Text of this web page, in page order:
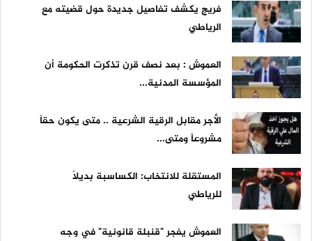
فريج يكشف تفاصيل جديدة حول قضيته مع
الرياطي
العموش : بعد نصف قرن تذكرت الحكومة أن
المؤسسة المدنية...
الأجر مقابل الرقية الشرعية .. متى يكون حقاً
مشروعاً ومتى...
المستقلة للانتخاب: الكساسبة بديلاً
للرياطي
العموش يفجر "قنبلة قانونية" في وجه